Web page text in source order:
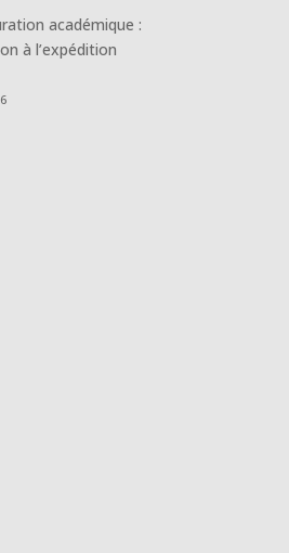
académique :
à l’expédition